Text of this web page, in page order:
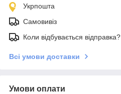
Укрпошта
Самовивіз
Коли відбувається відправка?
Всі умови доставки
Умови оплати